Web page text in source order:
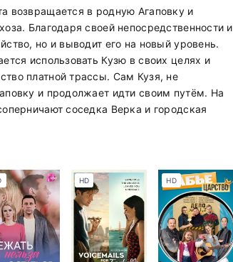
возвращается в родную Агаповку и
Благодаря своей непосредственности и
но и выводит его на новый уровень.
использовать Кузю в своих целях и
платной трассы. Сам Кузя, не
и продолжает идти своим путём. На
соседка Верка и городская
HD HD